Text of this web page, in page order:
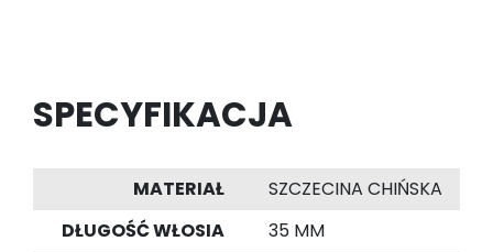
SPECYFIKACJA
MATERIAŁ
SZCZECINA CHIŃSKA
DŁUGOŚĆ WŁOSIA
35 MM